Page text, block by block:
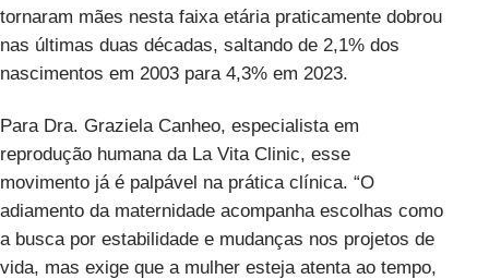
tornaram mães nesta faixa etária praticamente dobrou
nas últimas duas décadas, saltando de 2,1% dos
nascimentos em 2003 para 4,3% em 2023.
Para Dra. Graziela Canheo, especialista em
reprodução humana da La Vita Clinic, esse
movimento já é palpável na prática clínica. “O
adiamento da maternidade acompanha escolhas como
a busca por estabilidade e mudanças nos projetos de
vida, mas exige que a mulher esteja atenta ao tempo,